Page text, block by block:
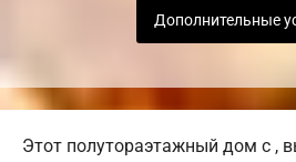
Дополнительные
Этот полутораэтажный дом с ,